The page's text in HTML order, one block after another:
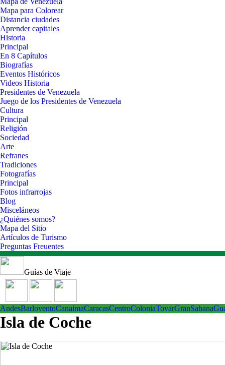
Mapa para Colorear
Distancia ciudades
Aprender capitales
Historia
Principal
En 8 Capítulos
Biografías
Eventos Históricos
Videos Historia
Presidentes de Venezuela
Juego de los Presidentes de Venezuela
Cultura
Principal
Religión
Sociedad
Arte
Refranes
Tradiciones
Fotografías
Principal
Fotos infrarrojas
Blog
Misceláneos
¿Quiénes somos?
Mapa del Sitio
Artículos de Turismo
Preguntas Freuentes
Guías de Viaje
AndesBarloventoCanaimaCaracasCentroColoniaTovarGranSabana
Isla de Coche